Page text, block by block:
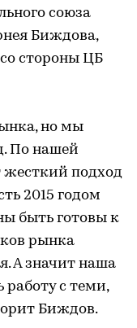
союза
Биждова,
стороны ЦБ
но мы
По нашей
подход
2015 годом
быть готовы к
рынка
А значит наша
с теми,
Биждов.